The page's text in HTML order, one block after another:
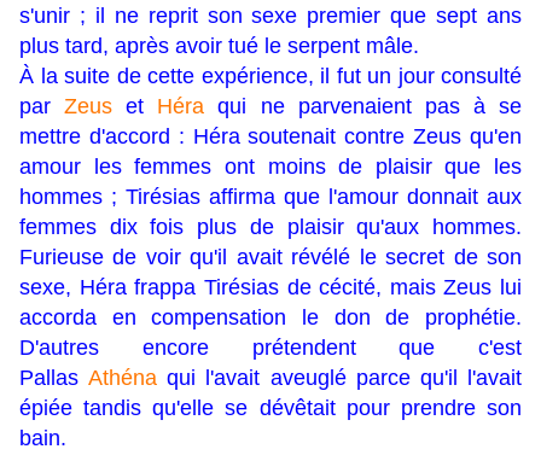
s'unir ; il ne reprit son sexe premier que sept ans
plus tard, après avoir tué le serpent mâle.
À la suite de cette expérience, il fut un jour consulté
parZeus et Héra qui ne parvenaient pas à se
mettre d'accord : Héra soutenait contre Zeus qu'en
amour les femmes ont moins de plaisir que les
hommes ; Tirésias affirma que l'amour donnait aux
femmes dix fois plus de plaisir qu'aux hommes.
Furieuse de voir qu'il avait révélé le secret de son
sexe, Héra frappa Tirésias de cécité, mais Zeus lui
accorda en compensation le don de prophétie.
D'autres encore prétendent que c'est
PallasAthéna qui l'avait aveuglé parce qu'il l'avait
épiée tandis qu'elle se dévêtait pour prendre son
bain.